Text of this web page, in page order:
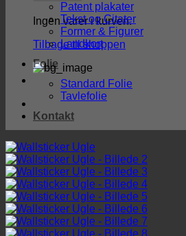
Ingen varer i kurven.
Tilbage til shoppen
Patent plakater
Tekst og Citater
Former & Figurer
Landkort
Folie
Standard Folie
Tavlefolie
Kontakt